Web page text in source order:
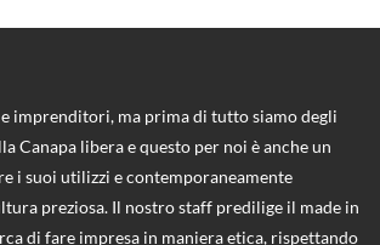
imprenditori, ma prima di tutto siamo degli
Canapa libera e questo per noi è anche un
i suoi utilizzi e contemporaneamente
preziosa. Il nostro staff predilige il made in
di fare impresa in maniera etica, rispettando